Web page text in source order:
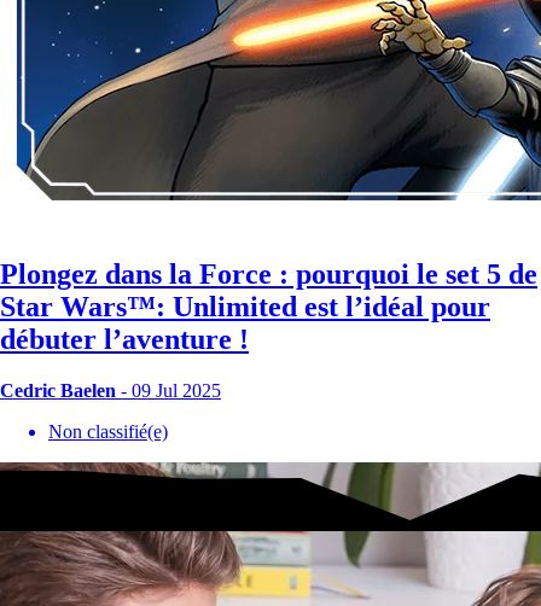
Plongez dans la Force : pourquoi le set 5 de
Star Wars™: Unlimited est l’idéal pour
débuter l’aventure !
Cedric Baelen - 09 Jul 2025
Non classifié(e)